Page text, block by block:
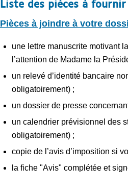
Liste des pièces à fournir
Pièces à joindre à votre
une lettre manuscrite motivant
l’attention de Madame la
un relevé d’identité bancaire
obligatoirement) ;
un dossier de presse
un calendrier prévisionnel des
obligatoirement) ;
copie de l’avis d’imposition si
la fiche "Avis" complétée et